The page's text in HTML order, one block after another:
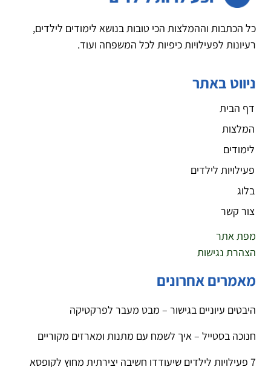
כל הכתבות וההמלצות הכי טובות בנושא לימודים לילדים,
רעיונות לפעילויות כיפיות לכל המשפחה ועוד.
ניווט באתר
דף הבית
המלצות
לימודים
פעילויות לילדים
בלוג
צור קשר
מפת אתר
הצהרת נגישות
מאמרים אחרונים
היבטים עיוניים בגישור – מבט מעבר לפרקטיקה
חנוכה בסטייל – איך לשמח עם מתנות ומארזים מקוריים
7 פעילויות לילדים שיעודדו חשיבה יצירתית מחוץ לקופסא